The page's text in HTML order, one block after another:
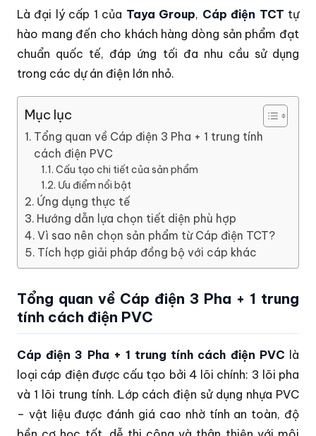
Là đại lý cấp 1 của Taya Group, Cáp điện TCT tự
hào mang đến cho khách hàng dòng sản phẩm đạt
chuẩn quốc tế, đáp ứng tối đa nhu cầu sử dụng
trong các dự án điện lớn nhỏ.
Mục lục
Tổng quan về Cáp điện 3 Pha + 1 trung tính
cách điện PVC
Cấu tạo chi tiết của sản phẩm
Ưu điểm nổi bật
Ứng dụng thực tế
Hướng dẫn lựa chọn tiết diện phù hợp
Vì sao nên chọn sản phẩm từ Cáp điện TCT?
Tích hợp giải pháp đồng bộ với cáp khác
Tổng quan về Cáp điện 3 Pha + 1 trung
tính cách điện PVC
Cáp điện 3 Pha + 1 trung tính cách điện PVC là
loại cáp điện được cấu tạo bởi 4 lõi chính: 3 lõi pha
và 1 lõi trung tính. Lớp cách điện sử dụng nhựa PVC
– vật liệu được đánh giá cao nhờ tính an toàn, độ